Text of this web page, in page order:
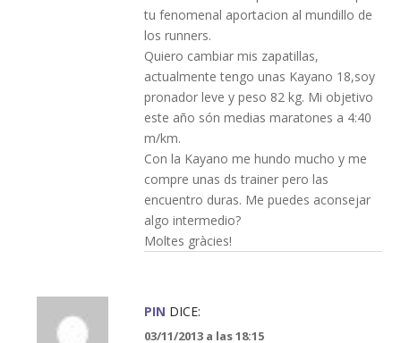
tu fenomenal aportacion al mundillo de
los runners.
Quiero cambiar mis zapatillas,
actualmente tengo unas Kayano 18,soy
pronador leve y peso 82 kg. Mi objetivo
este año són medias maratones a 4:40
m/km.
Con la Kayano me hundo mucho y me
compre unas ds trainer pero las
encuentro duras. Me puedes aconsejar
algo intermedio?
Moltes gràcies!
PIN DICE:
03/11/2013 a las 18:15